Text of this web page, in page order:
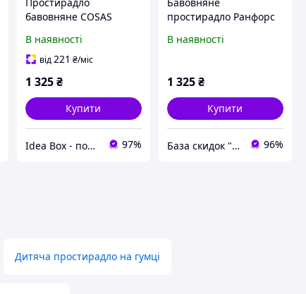
бавовняне COSAS
сну, 76A93C248
В наявності
від221 ₴/міс
1 325 ₴
Купити
Idea Box - подарки для всей семьи 97%
простирадло Ранфорс
160х200х20 76K926A06
В наявності
1 325₴
Купити
База скидок "ПромоКот" 96%
Дитяча простирадло на гумці